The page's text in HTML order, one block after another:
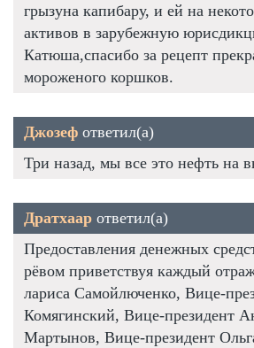
грызуна капибару, и ей на
активов в зарубежную
Катюша,спасибо за рецепт
мороженого коршков.
Джозеф ответил(а)
Три назад, мы все это нефть на
Дратхаар ответил(а)
Предоставления денежных
рёвом приветствуя каждый
лариса Самойлюченко, Вице-
Комягинский, Вице-президент
Мартынов, Вице-президент